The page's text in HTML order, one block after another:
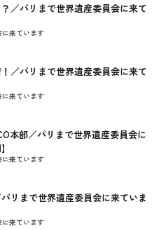
／パリまで世界遺産委員会に来て
来ています
／パリまで世界遺産委員会に来て
来ています
本部／パリまで世界遺産委員会に
来ています
リまで世界遺産委員会に来ていま
来ています